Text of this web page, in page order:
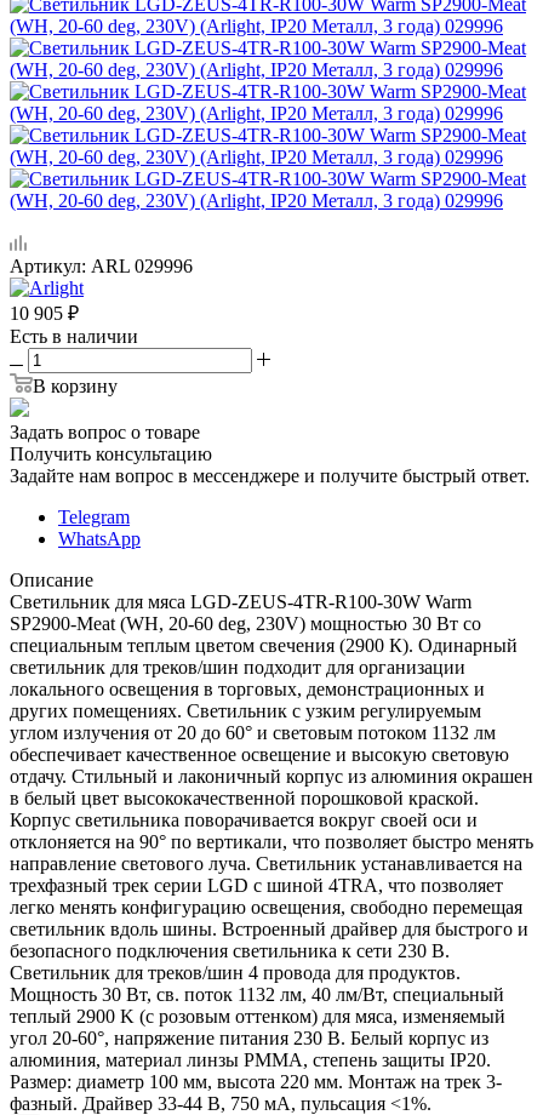
Артикул: ARL 029996
10 905 ₽
Есть в наличии
В корзину
Задать вопрос о товаре
Получить консультацию
Задайте нам вопрос в мессенджере и получите быстрый ответ.
Telegram
WhatsApp
Описание
Светильник для мяса LGD-ZEUS-4TR-R100-30W Warm
SP2900-Meat (WH, 20-60 deg, 230V) мощностью 30 Вт со
специальным теплым цветом свечения (2900 К). Одинарный
светильник для треков/шин подходит для организации
локального освещения в торговых, демонстрационных и
других помещениях. Светильник с узким регулируемым
углом излучения от 20 до 60° и световым потоком 1132 лм
обеспечивает качественное освещение и высокую световую
отдачу. Стильный и лаконичный корпус из алюминия окрашен
в белый цвет высококачественной порошковой краской.
Корпус светильника поворачивается вокруг своей оси и
отклоняется на 90° по вертикали, что позволяет быстро менять
направление светового луча. Светильник устанавливается на
трехфазный трек серии LGD с шиной 4TRA, что позволяет
легко менять конфигурацию освещения, свободно перемещая
светильник вдоль шины. Встроенный драйвер для быстрого и
безопасного подключения светильника к сети 230 В.
Светильник для треков/шин 4 провода для продуктов.
Мощность 30 Вт, св. поток 1132 лм, 40 лм/Вт, специальный
теплый 2900 K (с розовым оттенком) для мяса, изменяемый
угол 20-60°, напряжение питания 230 В. Белый корпус из
алюминия, материал линзы PMMA, степень защиты IP20.
Размер: диаметр 100 мм, высота 220 мм. Монтаж на трек 3-
фазный. Драйвер 33-44 В, 750 мА, пульсация <1%.